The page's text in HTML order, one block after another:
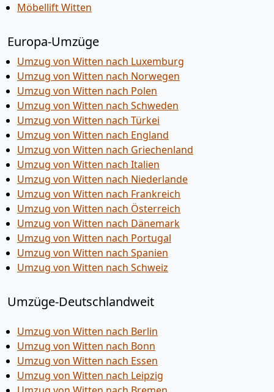
Möbellift Witten
Europa-Umzüge
Umzug von Witten nach Luxemburg
Umzug von Witten nach Norwegen
Umzug von Witten nach Polen
Umzug von Witten nach Schweden
Umzug von Witten nach Türkei
Umzug von Witten nach England
Umzug von Witten nach Griechenland
Umzug von Witten nach Italien
Umzug von Witten nach Niederlande
Umzug von Witten nach Frankreich
Umzug von Witten nach Österreich
Umzug von Witten nach Dänemark
Umzug von Witten nach Portugal
Umzug von Witten nach Spanien
Umzug von Witten nach Schweiz
Umzüge-Deutschlandweit
Umzug von Witten nach Berlin
Umzug von Witten nach Bonn
Umzug von Witten nach Essen
Umzug von Witten nach Leipzig